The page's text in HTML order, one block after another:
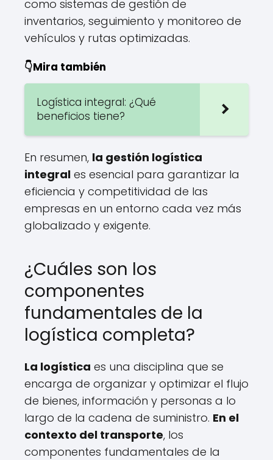
como sistemas de gestión de
inventarios, seguimiento y monitoreo de
vehículos y rutas optimizadas.
👇Mira también
Logística integral: ¿Qué
beneficios tiene?
En resumen, la gestión logística
integral es esencial para garantizar la
eficiencia y competitividad de las
empresas en un entorno cada vez más
globalizado y exigente.
¿Cuáles son los
componentes
fundamentales de la
logística completa?
La logística es una disciplina que se
encarga de organizar y optimizar el flujo
de bienes, información y personas a lo
largo de la cadena de suministro. En el
contexto del transporte, los
componentes fundamentales de la